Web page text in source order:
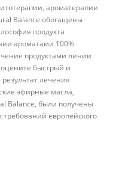
ароматерапии
Balance обогащены
продукта
ароматами 100%
продуктами линии
быстрый и
лечения
эфирные масла,
Balance, были получены
европейского